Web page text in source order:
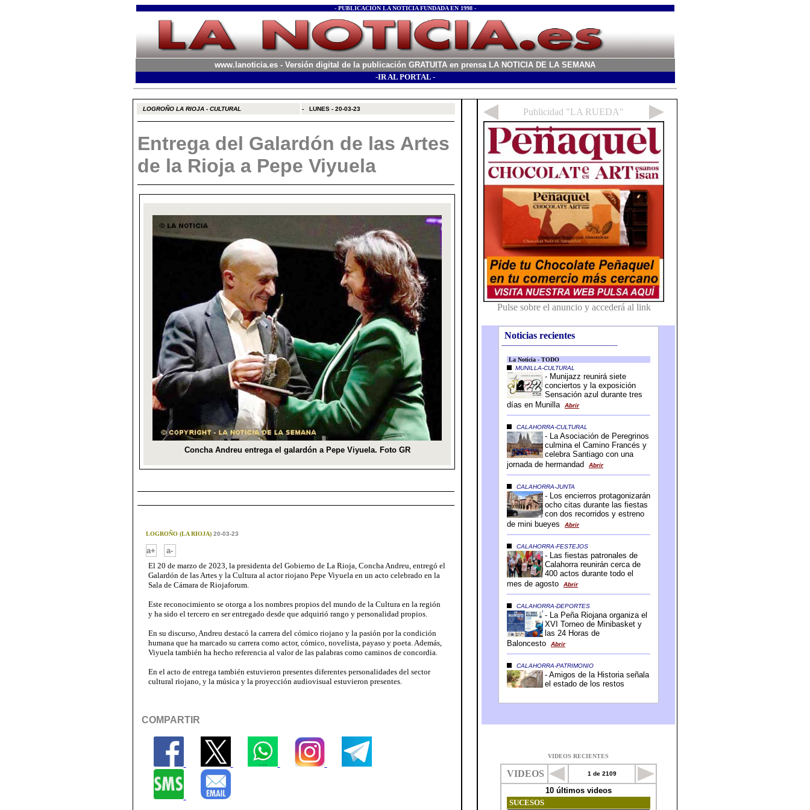
- PUBLICACIÓN LA NOTICIA FUNDADA EN 1998 -
www.lanoticia.es - Versión digital de la publicación GRATUITA en prensa LA NOTICIA DE LA SEMANA
-IR AL PORTAL -
LOGROÑO LA RIOJA - CULTURAL - LUNES - 20-03-23
Entrega del Galardón de las Artes
de la Rioja a Pepe Viyuela
LOGROÑO (LA RIOJA)20-03-23
a+
a-
El 20 de marzo de 2023, la presidenta del Gobierno de La Rioja, Concha Andreu, entregó el
Galardón de las Artes y la Cultura al actor riojano Pepe Viyuela en un acto celebrado en la
Sala de Cámara de Riojaforum.
Este reconocimiento se otorga a los nombres propios del mundo de la Cultura en la región
y ha sido el tercero en ser entregado desde que adquirió rango y personalidad propios.
En su discurso, Andreu destacó la carrera del cómico riojano y la pasión por la condición
humana que ha marcado su carrera como actor, cómico, novelista, payaso y poeta. Además,
Viyuela también ha hecho referencia al valor de las palabras como caminos de concordia.
En el acto de entrega también estuvieron presentes diferentes personalidades del sector
cultural riojano, y la música y la proyección audiovisual estuvieron presentes.
COMPARTIR
Noticias recientes
-----------------------------------------------------------------
VIDEOS RECIENTES